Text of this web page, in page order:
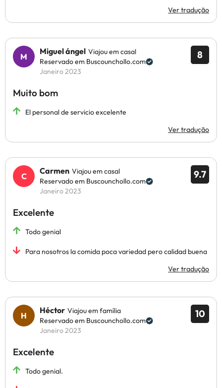
Ver tradução
8
Miguel ángel Viajou em casal
Reservado em Buscounchollo.com
Janeiro 2023
Muito bom
El personal de servicio excelente
Ver tradução
9.7
Carmen Viajou em casal
Reservado em Buscounchollo.com
Janeiro 2023
Excelente
Todo genial
Para nosotros la comida poca variedad pero calidad buena
Ver tradução
10
Héctor Viajou em família
Reservado em Buscounchollo.com
Janeiro 2023
Excelente
Todo genial.